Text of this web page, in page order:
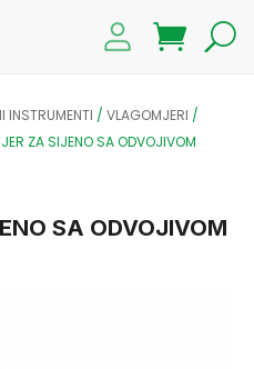
INSTRUMENTI /VLAGOMJERI /
ZA SIJENO SA ODVOJIVOM
SA ODVOJIVOM